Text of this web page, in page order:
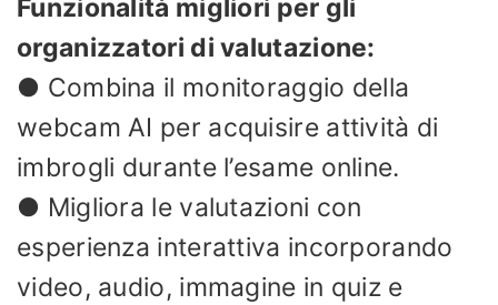
Funzionalità migliori per gli
organizzatori di valutazione:
● Combina il monitoraggio della
webcam AI per acquisire attività di
imbrogli durante l’esame online.
● Migliora le valutazioni con
esperienza interattiva incorporando
video, audio, immagine in quiz e